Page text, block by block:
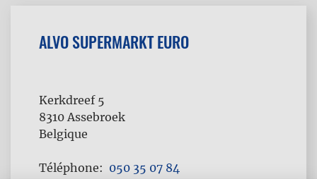
ALVO SUPERMARKT EURO
Kerkdreef 5
8310 Assebroek
Belgique
Téléphone
050 35 07 84